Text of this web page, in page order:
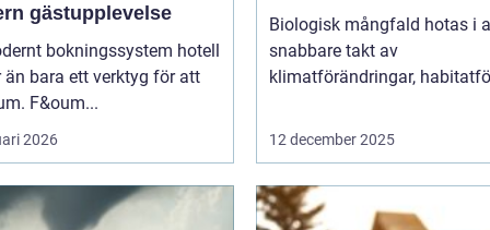
gästupplevelse
bokningssystem hotell
än bara ett verktyg för att
F&oum...
2026
Biologisk mångfald hotas i
snabbare takt av
klimatförändringar,
12 december 2025